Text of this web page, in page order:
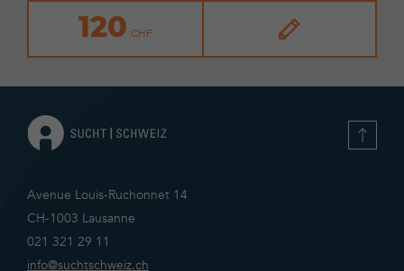
120
Avenue Louis-Ruchonnet 14
CH-1003 Lausanne
021 321 29 11
info@suchtschweiz.ch